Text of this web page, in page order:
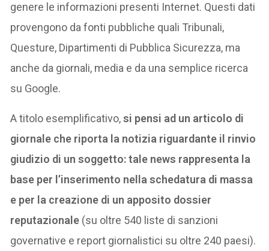
genere le informazioni presenti Internet. Questi dati
provengono da fonti pubbliche quali Tribunali,
Questure, Dipartimenti di Pubblica Sicurezza, ma
anche da giornali, media e da una semplice ricerca
su Google.
A titolo esemplificativo,si pensi ad un articolo di
giornale che riporta la notizia riguardante il rinvio
giudizio di un soggetto: tale news rappresenta la
base per l’inserimento nella schedatura di massa
e per la creazione di un apposito dossier
reputazionale (su oltre 540 liste di sanzioni
governative e report giornalistici su oltre 240 paesi).